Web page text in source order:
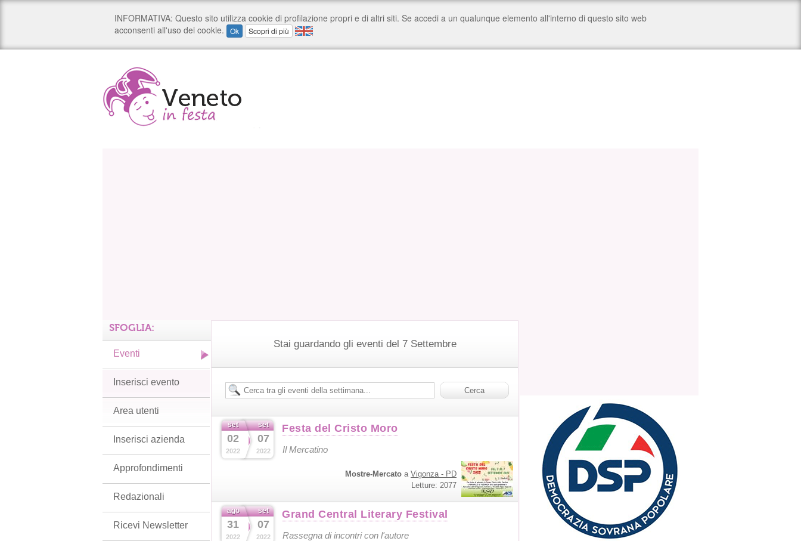
Stai guardando gli eventi del 7 Settembre
set
02
2022
set
07
2022
Festa del Cristo Moro
Il Mercatino
Mostre-Mercato a Vigonza - PD
Letture: 2077
ago
31
2022
set
07
2022
Grand Central Literary Festival
Rassegna di incontri con l'autore
SFOGLIA:
Eventi
Inserisci evento
Area utenti
Inserisci azienda
Approfondimenti
Redazionali
Ricevi Newsletter